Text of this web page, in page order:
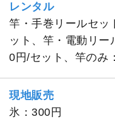
レンタル
竿・手巻リールセッ
ット、竿・電動リ
0円/セット、竿のみ
現地販売
氷：300円